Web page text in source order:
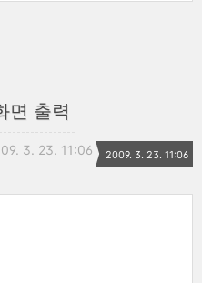
면 출력
3. 23. 11:06 2009. 3. 23. 11:06